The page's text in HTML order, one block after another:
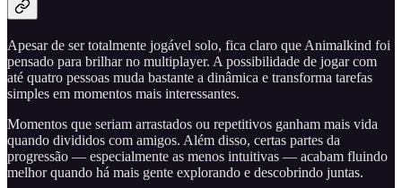
Apesar de ser totalmente jogável solo, fica claro que Animalkind foi
pensado para brilhar no multiplayer. A possibilidade de jogar com
até quatro pessoas muda bastante a dinâmica e transforma tarefas
simples em momentos mais interessantes.
Momentos que seriam arrastados ou repetitivos ganham mais vida
quando divididos com amigos. Além disso, certas partes da
progressão — especialmente as menos intuitivas — acabam fluindo
melhor quando há mais gente explorando e descobrindo juntas.